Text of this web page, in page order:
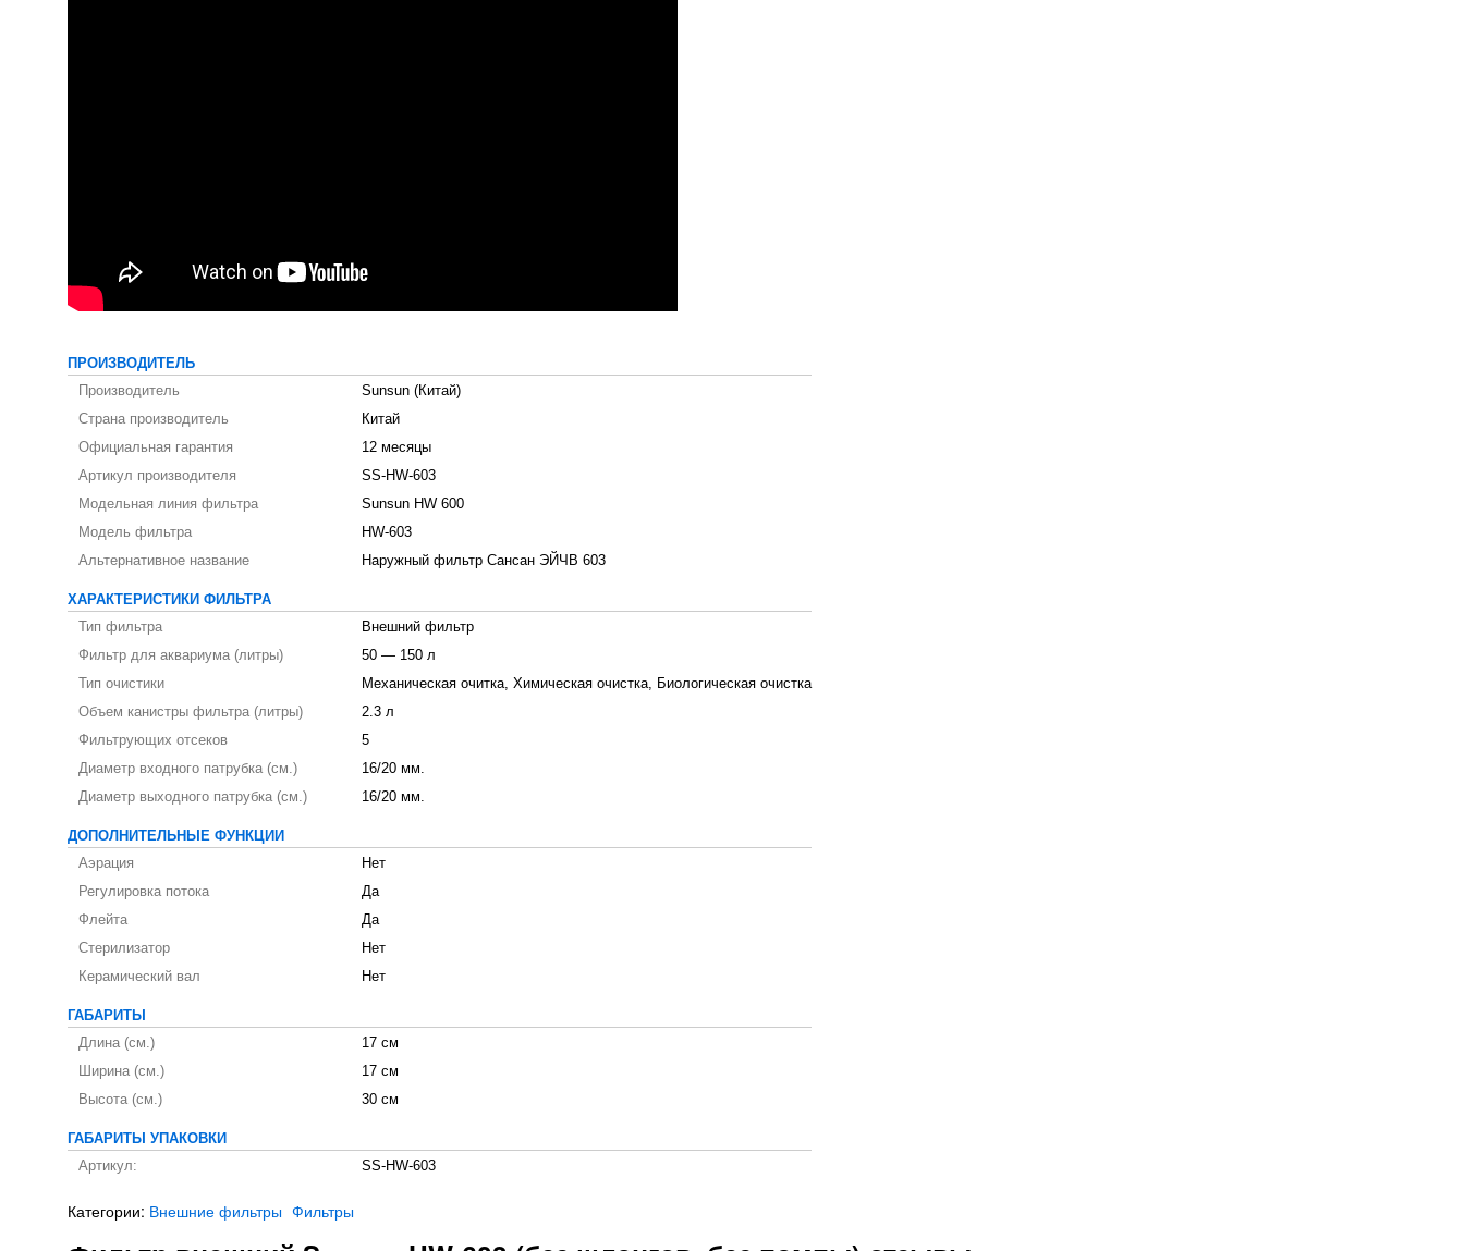
ПРОИЗВОДИТЕЛЬ
Производитель
Sunsun (Китай)
Страна производитель
Китай
Официальная гарантия
12 месяцы
Артикул производителя
SS-HW-603
Модельная линия фильтра
Sunsun HW 600
Модель фильтра
HW-603
Альтернативное название
Наружный фильтр Сансан ЭЙЧВ 603
ХАРАКТЕРИСТИКИ ФИЛЬТРА
Тип фильтра
Внешний фильтр
Фильтр для аквариума (литры)
50 — 150 л
Тип очистики
Механическая очитка, Химическая очистка, Биологическая очистка
Объем канистры фильтра (литры)
2.3 л
Фильтрующих отсеков
5
Диаметр входного патрубка (см.)
16/20 мм.
Диаметр выходного патрубка (см.)
16/20 мм.
ДОПОЛНИТЕЛЬНЫЕ ФУНКЦИИ
Аэрация
Нет
Регулировка потока
Да
Флейта
Да
Стерилизатор
Нет
Керамический вал
Нет
ГАБАРИТЫ
Длина (см.)
17 см
Ширина (см.)
17 см
Высота (см.)
30 см
ГАБАРИТЫ УПАКОВКИ
Артикул:
SS-HW-603
Категории: Внешние фильтры Фильтры